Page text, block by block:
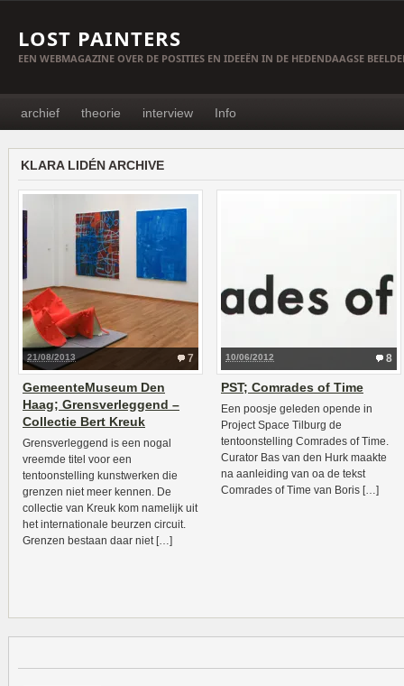
LOST PAINTERS
EEN WEBMAGAZINE OVER DE POSITIES EN IDEEËN IN DE HEDENDAAGSE
archief theorie interview Info
KLARA LIDÉN ARCHIVE
7
21/08/2013
GemeenteMuseum Den
Haag; Grensverleggend –
Collectie Bert Kreuk
Grensverleggend is een nogal
vreemde titel voor een
tentoonstelling kunstwerken die
grenzen niet meer kennen. De
collectie van Kreuk kom namelijk uit
het internationale beurzen circuit.
Grenzen bestaan daar niet […]
8
10/06/2012
PST; Comrades of Time
Een poosje geleden opende in
Project Space Tilburg de
tentoonstelling Comrades of Time.
Curator Bas van den Hurk maakte
na aanleiding van oa de tekst
Comrades of Time van Boris […]